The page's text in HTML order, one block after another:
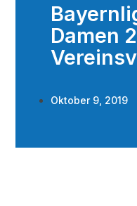
Damen
Oktober 9, 2019